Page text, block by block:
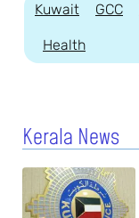
Kuwait GCC
Health
Kerala News